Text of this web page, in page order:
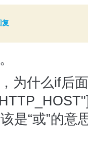
复
为什么if后
是“或”的意